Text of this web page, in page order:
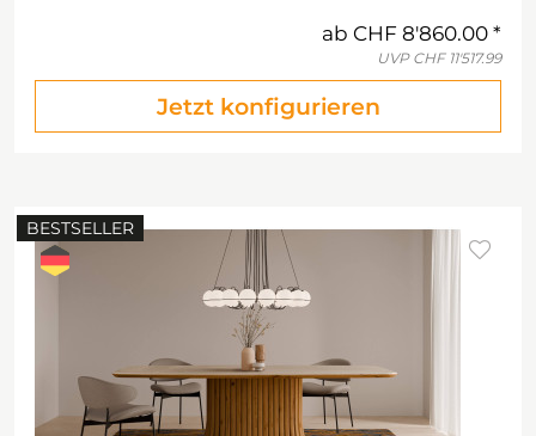
ab CHF 8'860.00
UVP CHF 11'517.99
Jetzt konfigurieren
BESTSELLER